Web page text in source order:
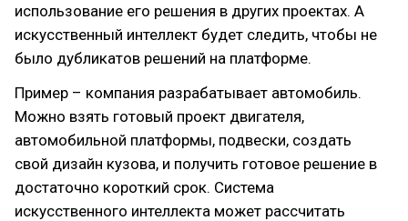
использование его решения в других проектах. А
искусственный интеллект будет следить, чтобы не
было дубликатов решений на платформе.
Пример – компания разрабатывает автомобиль.
Можно взять готовый проект двигателя,
автомобильной платформы, подвески, создать
свой дизайн кузова, и получить готовое решение в
достаточно короткий срок. Система
искусственного интеллекта может рассчитать